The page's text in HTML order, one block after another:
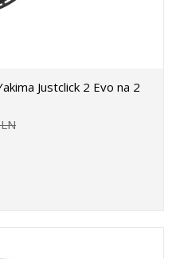
Justclick 2 Evo na 2